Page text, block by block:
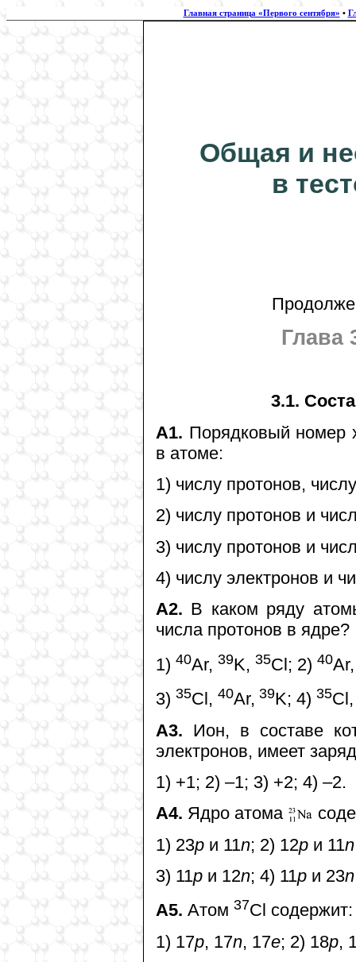
Главная страница «Первого сентября» •
Общая и
в
Глава
3.1.
А1. Порядковый номер
в атоме:
1) числу протонов,
2) числу протонов и
3) числу протонов и
4) числу электронов и
А2. В каком ряду
чиcла протонов в ядре?
1) 40Ar, 39K, 35Cl; 2) 40Ar,
3) 35Cl, 40Ar, 39K; 4) 35
А3. Ион, в составе
электронов, имеет
1) +1; 2) –1; 3) +2; 4) –2.
А4. Ядро атома
1) 23p и 11n; 2) 12p и 11n
3) 11p и 12n; 4) 11p и 23n
А5. Атом 37Cl содержит:
1) 17p, 17n, 17e; 2) 18p,